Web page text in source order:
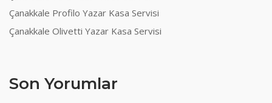
Çanakkale Profilo Yazar Kasa Servisi
Çanakkale Olivetti Yazar Kasa Servisi
Son Yorumlar